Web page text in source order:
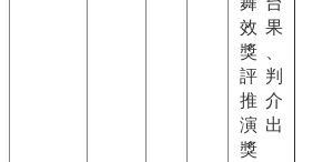
效果
獎、
評判
推介
演出
獎